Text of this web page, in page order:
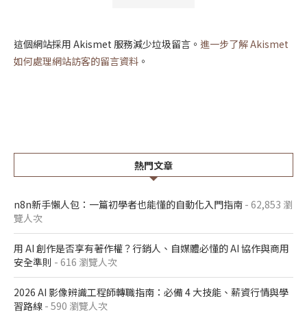
這個網站採用 Akismet 服務減少垃圾留言。 進一步了解 Akismet
如何處理網站訪客的留言資料 。
熱門文章
n8n新手懶人包：一篇初學者也能懂的自動化入門指南 - 62,853 瀏
覽人次
用 AI 創作是否享有著作權？行銷人、自媒體必懂的 AI 協作與商用
安全準則 - 616 瀏覽人次
2026 AI 影像辨識工程師轉職指南：必備 4 大技能、薪資行情與學
習路線 - 590 瀏覽人次